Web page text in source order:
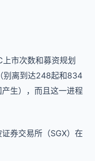
市次数和募资规划
别离到达248起和834
生），而且这一进程
券交易所（SGX）在